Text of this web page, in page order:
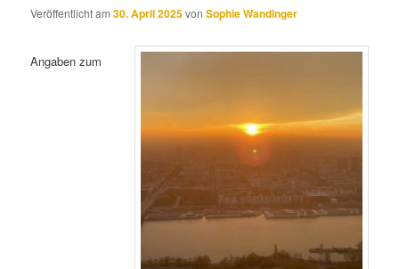
Veröffentlicht am30. April 2025vonSophie Wandinger
Angaben zum